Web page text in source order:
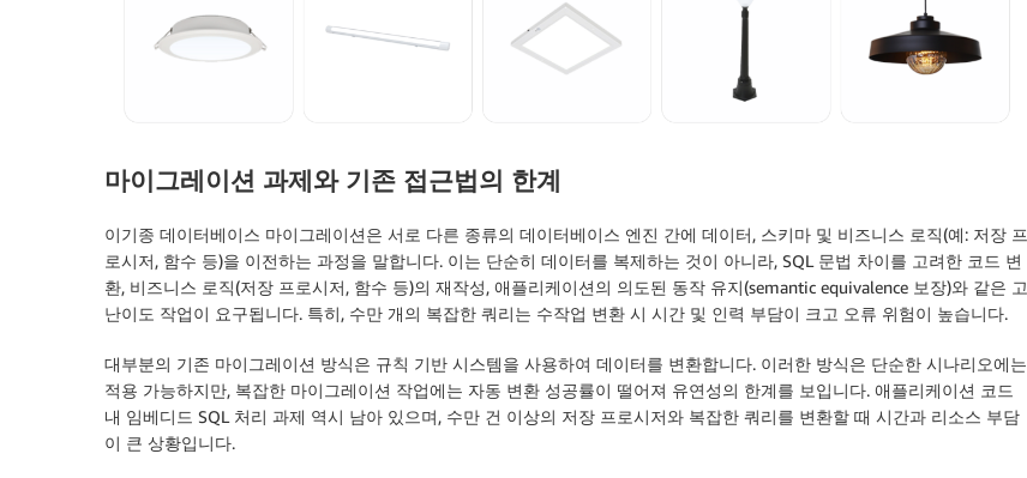
마이그레이션 과제와 기존 접근법의 한계
이기종 데이터베이스 마이그레이션은 서로 다른 종류의 데이터베이스 엔진 간에 데이터, 스키마 및 비즈니스 로직(예: 저장 프
로시저, 함수 등)을 이전하는 과정을 말합니다. 이는 단순히 데이터를 복제하는 것이 아니라, SQL 문법 차이를 고려한 코드 변
환, 비즈니스 로직(저장 프로시저, 함수 등)의 재작성, 애플리케이션의 의도된 동작 유지(semantic equivalence 보장)와 같은 고
난이도 작업이 요구됩니다. 특히, 수만 개의 복잡한 쿼리는 수작업 변환 시 시간 및 인력 부담이 크고 오류 위험이 높습니다.
대부분의 기존 마이그레이션 방식은 규칙 기반 시스템을 사용하여 데이터를 변환합니다. 이러한 방식은 단순한 시나리오에는
적용 가능하지만, 복잡한 마이그레이션 작업에는 자동 변환 성공률이 떨어져 유연성의 한계를 보입니다. 애플리케이션 코드
내 임베디드 SQL 처리 과제 역시 남아 있으며, 수만 건 이상의 저장 프로시저와 복잡한 쿼리를 변환할 때 시간과 리소스 부담
이 큰 상황입니다.